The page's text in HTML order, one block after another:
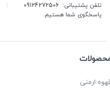
تلفن پشتیبانی: 09124272506
|
پاسخگوی شما هستیم.
ارمنی